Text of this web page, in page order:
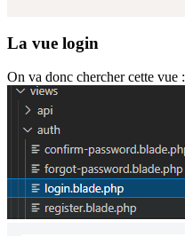
La vue login
On va donc chercher cette vue :